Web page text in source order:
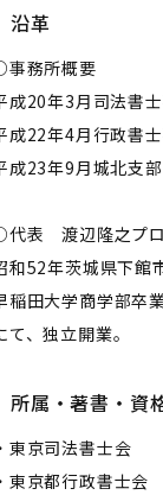
沿革
務所概要
成20年3月司法書
成22年4月行政書
成23年9月城北支
表 渡辺隆之プ
和52年茨城県下館
稲田大学商学部卒
て、独立開業。
所属・著書・資
東京司法書士会
東京都行政書士会